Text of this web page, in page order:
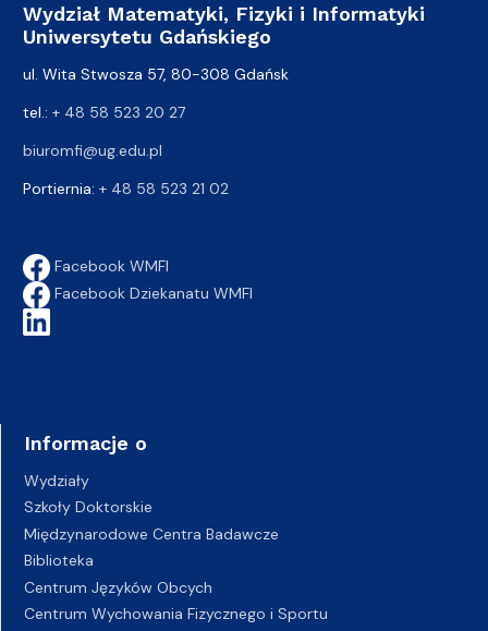
Wydział Matematyki, Fizyki i Informatyki
Uniwersytetu Gdańskiego
ul. Wita Stwosza 57, 80-308 Gdańsk
tel.: + 48 58 523 20 27
biuromfi@ug.edu.pl
Portiernia: + 48 58 523 21 02
Facebook WMFI
Facebook Dziekanatu WMFI
Informacje o
Wydziały
Szkoły Doktorskie
Międzynarodowe Centra Badawcze
Biblioteka
Centrum Języków Obcych
Centrum Wychowania Fizycznego i Sportu